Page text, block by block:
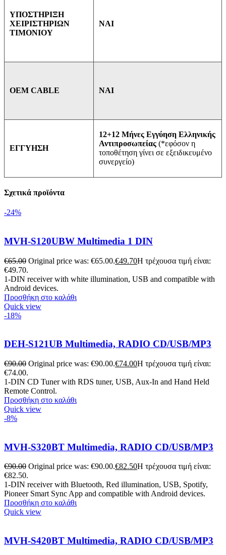
ΥΠΟΣΤΗΡΙΞΗ
ΧΕΙΡΙΣΤΗΡΙΩΝ
ΤΙΜΟΝΙΟΥ
ΝΑΙ
OEM CABLE ΝΑΙ
ΕΓΓΥΗΣΗ
12+12 Μήνες Εγγύηση Ελληνικής
Αντιπροσωπείας (*εφόσον η
τοποθέτηση γίνει σε εξειδικευμένο
συνεργείο)
Σχετικά προϊόντα
-24%
MVH-S120UBW Multimedia 1 DIN
€65.00 Original price was: €65.00.€49.70Η τρέχουσα τιμή είναι:
€49.70.
1-DIN receiver with white illumination, USB and compatible with
Android devices.
Προσθήκη στο καλάθι
Quick view
-18%
DEH-S121UB Multimedia, RADIO CD/USB/MP3
€90.00 Original price was: €90.00.€74.00Η τρέχουσα τιμή είναι:
€74.00.
1-DIN CD Tuner with RDS tuner, USB, Aux-In and Hand Held
Remote Control.
Προσθήκη στο καλάθι
Quick view
-8%
MVH-S320BT Multimedia, RADIO CD/USB/MP3
€90.00 Original price was: €90.00.€82.50Η τρέχουσα τιμή είναι:
€82.50.
1-DIN receiver with Bluetooth, Red illumination, USB, Spotify,
Pioneer Smart Sync App and compatible with Android devices.
Προσθήκη στο καλάθι
Quick view
MVH-S420BT Multimedia, RADIO CD/USB/MP3